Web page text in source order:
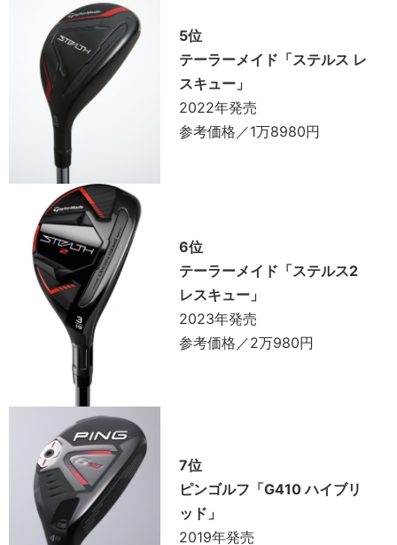
5位
テーラーメイド「ステルス レ
スキュー」
2022年発売
参考価格／1万8980円
6位
テーラーメイド「ステルス2
レスキュー」
2023年発売
参考価格／2万980円
7位
ピンゴルフ「G410 ハイブリ
ッド」
2019年発売